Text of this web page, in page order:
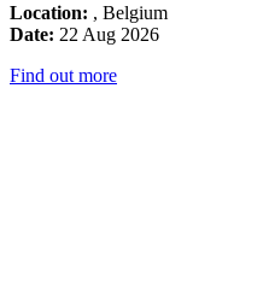
Location: , Belgium
Date: 22 Aug 2026
Find out more